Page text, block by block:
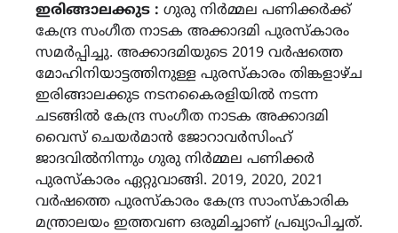
ഇരിങ്ങാലക്കുട : ഗുരു നിർമ്മല പണിക്കർക്ക്
കേന്ദ്ര സംഗീത നാടക അക്കാദമി പുരസ്‌കാരം
സമർപ്പിച്ചു. അക്കാദമിയുടെ 2019 വർഷത്തെ
മോഹിനിയാട്ടത്തിനുള്ള പുരസ്‌കാരം തിങ്കളാഴ്ച
ഇരിങ്ങാലക്കുട നടനകൈരളിയിൽ നടന്ന
ചടങ്ങിൽ കേന്ദ്ര സംഗീത നാടക അക്കാദമി
വൈസ് ചെയർമാൻ ജോറാവർസിംഹ്
ജാദവിൽനിന്നും ഗുരു നിർമ്മല പണിക്കർ
പുരസ്‌കാരം ഏറ്റുവാങ്ങി. 2019, 2020, 2021
വർഷത്തെ പുരസ്‌കാരം കേന്ദ്ര സാംസ്‌കാരിക
മന്ത്രാലയം ഇത്തവണ ഒരുമിച്ചാണ് പ്രഖ്യാപിച്ചത്.